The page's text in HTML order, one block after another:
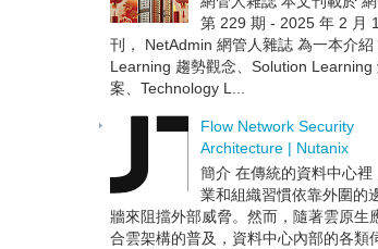
第 229 期 - 2025 年 2 月
刊， NetAdmin 網管人雜誌 為一本介紹
Learning 趨勢觀念、Solution Learning
案、Technology L...
Flow Network Security
Architecture | Nutanix
簡介 在傳統的資料中心裡
業和組織習慣依靠外圍的
牆來阻擋外部威脅。然而，隨著雲原生
合雲架構的普及，資料中心內部的各類